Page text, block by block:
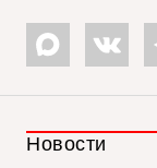
Новости